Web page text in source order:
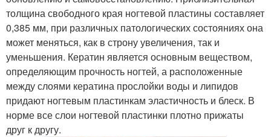
толщина свободного края ногтевой пластины составляет
0,385 мм, при различных патологических состояниях она
может меняться, как в строну увеличения, так и
уменьшения. Кератин является основным веществом,
определяющим прочность ногтей, а расположенные
между слоями кератина прослойки воды и липидов
придают ногтевым пластинкам эластичность и блеск. В
норме все слои ногтевой пластинки плотно прижаты
друг к другу.